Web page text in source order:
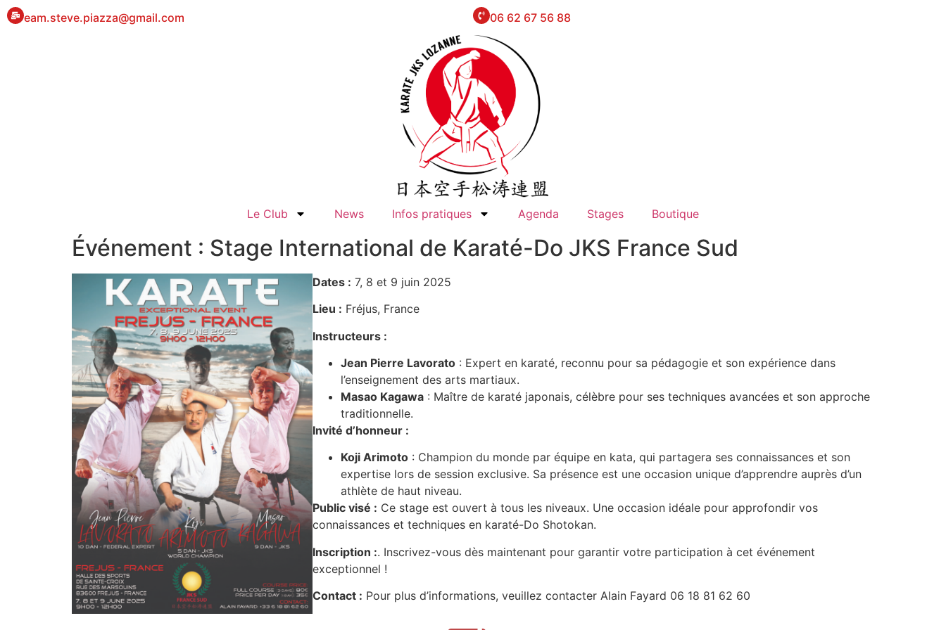
eam.steve.piazza@gmail.com 06 62 67 56 88
Le Club News Infos pratiques Agenda Stages Boutique
Événement : Stage International de Karaté-Do JKS France Sud
Dates : 7, 8 et 9 juin 2025
Lieu : Fréjus, France
Instructeurs :
Jean Pierre Lavorato : Expert en karaté, reconnu pour sa pédagogie et son expérience dans
l’enseignement des arts martiaux.
Masao Kagawa : Maître de karaté japonais, célèbre pour ses techniques avancées et son approche
traditionnelle.
Invité d’honneur :
Koji Arimoto : Champion du monde par équipe en kata, qui partagera ses connaissances et son
expertise lors de session exclusive. Sa présence est une occasion unique d’apprendre auprès d’un
athlète de haut niveau.
Public visé : Ce stage est ouvert à tous les niveaux. Une occasion idéale pour approfondir vos
connaissances et techniques en karaté-Do Shotokan.
Inscription :. Inscrivez-vous dès maintenant pour garantir votre participation à cet événement
exceptionnel !
Contact : Pour plus d’informations, veuillez contacter Alain Fayard 06 18 81 62 60